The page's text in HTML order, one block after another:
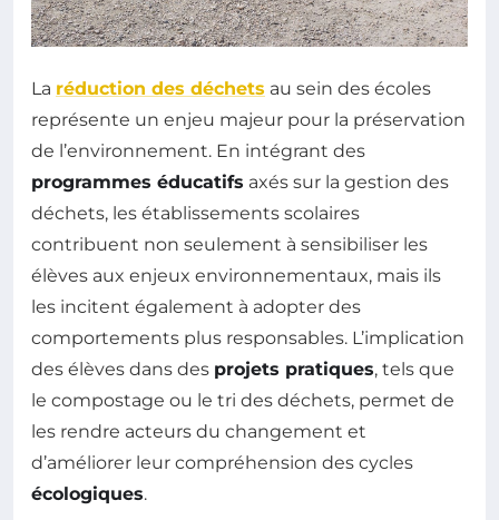
La réduction des déchets au sein des écoles
représente un enjeu majeur pour la préservation
de l’environnement. En intégrant des
programmes éducatifs axés sur la gestion des
déchets, les établissements scolaires
contribuent non seulement à sensibiliser les
élèves aux enjeux environnementaux, mais ils
les incitent également à adopter des
comportements plus responsables. L’implication
des élèves dans des projets pratiques, tels que
le compostage ou le tri des déchets, permet de
les rendre acteurs du changement et
d’améliorer leur compréhension des cycles
écologiques.